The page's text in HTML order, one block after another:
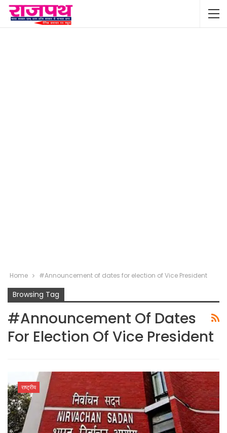
Home #Announcement of dates for election of Vice President
Browsing Tag
#Announcement Of Dates
For Election Of Vice President
राष्ट्रीय